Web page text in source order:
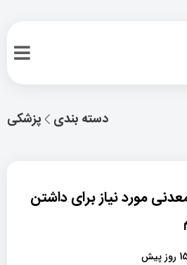
پزشکی دسته بندی
مورد نیاز برای داشتن